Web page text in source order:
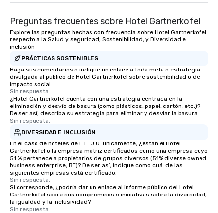
Preguntas frecuentes sobre Hotel Gartnerkofel
Explore las preguntas hechas con frecuencia sobre Hotel Gartnerkofel
respecto a la Salud y seguridad, Sostenibilidad, y Diversidad e
inclusión
PRÁCTICAS SOSTENIBLES
Haga sus comentarios o indique un enlace a toda meta o estrategia
divulgada al público de Hotel Gartnerkofel sobre sostenibilidad o de
impacto social.
Sin respuesta.
¿Hotel Gartnerkofel cuenta con una estrategia centrada en la
eliminación y desvío de basura (como plásticos, papel, cartón, etc.)?
De ser así, describa su estrategia para eliminar y desviar la basura.
Sin respuesta.
DIVERSIDAD E INCLUSIÓN
En el caso de hoteles de E.E. U.U. únicamente, ¿están el Hotel
Gartnerkofel o la empresa matriz certificados como una empresa cuyo
51 % pertenece a propietarios de grupos diversos (51% diverse owned
business enterprise, BE)? De ser así, indique como cuál de las
siguientes empresas está certificado.
Sin respuesta.
Si corresponde, ¿podría dar un enlace al informe público del Hotel
Gartnerkofel sobre sus compromisos e iniciativas sobre la diversidad,
la igualdad y la inclusividad?
Sin respuesta.